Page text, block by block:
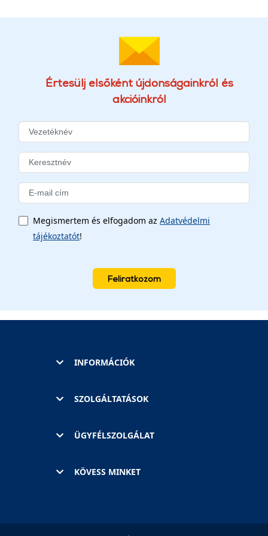
Értesülj elsőként újdonságainkról és
akcióinkról
Megismertem és elfogadom az Adatvédelmi
tájékoztatót!
Feliratkozom
INFORMÁCIÓK
SZOLGÁLTATÁSOK
ÜGYFÉLSZOLGÁLAT
KÖVESS MINKET